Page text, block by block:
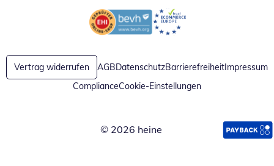
Öffnet in neuem FensterÖffnet in neuem Fenster
Vertrag widerrufen AGBDatenschutzBarrierefreiheit Impressum
ComplianceCookie-Einstellungen
© 2026 heine